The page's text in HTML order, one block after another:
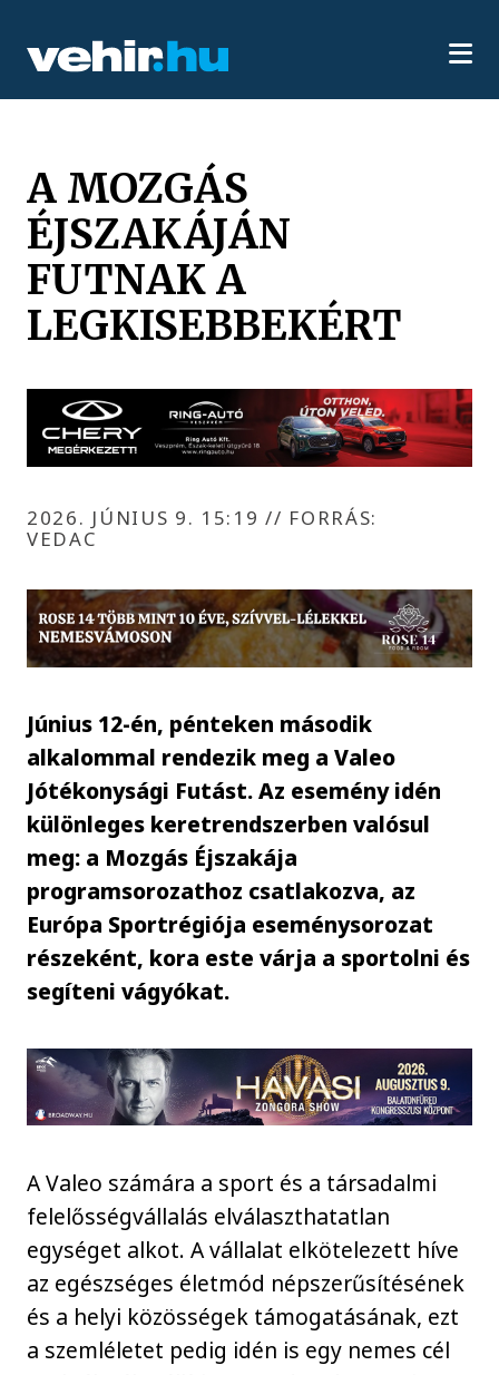
A MOZGÁS
ÉJSZAKÁJÁN
FUTNAK A
LEGKISEBBEKÉRT
2026. JÚNIUS 9. 15:19// FORRÁS:
VEDAC
Június 12-én, pénteken második
alkalommal rendezik meg a Valeo
Jótékonysági Futást. Az esemény idén
különleges keretrendszerben valósul
meg: a Mozgás Éjszakája
programsorozathoz csatlakozva, az
Európa Sportrégiója eseménysorozat
részeként, kora este várja a sportolni és
segíteni vágyókat.
A Valeo számára a sport és a társadalmi
felelősségvállalás elválaszthatatlan
egységet alkot. A vállalat elkötelezett híve
az egészséges életmód népszerűsítésének
és a helyi közösségek támogatásának, ezt
a szemléletet pedig idén is egy nemes cél